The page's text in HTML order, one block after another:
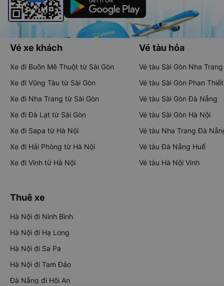
Vé xe khách
Xe đi Buôn Mê Thuột từ Sài Gòn
Xe đi Vũng Tàu từ Sài Gòn
Xe đi Nha Trang từ Sài Gòn
Xe đi Đà Lạt từ Sài Gòn
Xe đi Sapa từ Hà Nội
Xe đi Hải Phòng từ Hà Nội
Xe đi Vinh từ Hà Nội
Vé tàu hỏa
Vé tàu Sài Gòn Nha Trang
Vé tàu Sài Gòn Phan Thiết
Vé tàu Sài Gòn Đà Nẵng
Vé tàu Sài Gòn Hà Nội
Vé tàu Nha Trang Đà
Vé tàu Đà Nẵng Huế
Vé tàu Hà Nội Vinh
Thuê xe
Hà Nội đi Ninh Bình
Hà Nội đi Hạ Long
Hà Nội đi Sa Pa
Hà Nội đi Tam Đảo
Đà Nẵng đi Hội An